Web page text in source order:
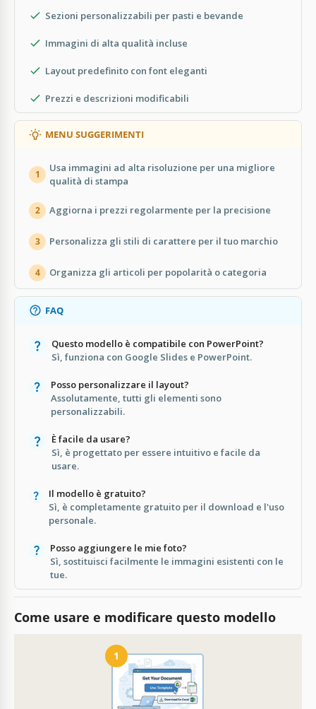
Sezioni personalizzabili per pasti e bevande
Immagini di alta qualità incluse
Layout predefinito con font eleganti
Prezzi e descrizioni modificabili
MENU SUGGERIMENTI
1
Usa immagini ad alta risoluzione per una migliore
qualità di stampa
2 Aggiorna i prezzi regolarmente per la precisione
3 Personalizza gli stili di carattere per il tuo marchio
4 Organizza gli articoli per popolarità o categoria
FAQ
Questo modello è compatibile con PowerPoint?
Sì, funziona con Google Slides e PowerPoint.
Posso personalizzare il layout?
Assolutamente, tutti gli elementi sono
personalizzabili.
È facile da usare?
Sì, è progettato per essere intuitivo e facile da
usare.
Il modello è gratuito?
Sì, è completamente gratuito per il download e l'uso
personale.
Posso aggiungere le mie foto?
Sì, sostituisci facilmente le immagini esistenti con le
tue.
Come usare e modificare questo modello
1